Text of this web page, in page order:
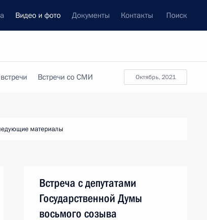
Видео и фото Документы Контакты Поиск
октябрь, 2021
Встречи со СМИ
материалы
Встреча с депутатами
Государственной Думы
восьмого созыва